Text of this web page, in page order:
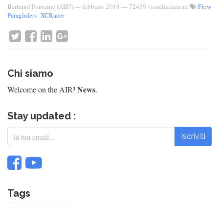
Bertrand Fontaine (AIR³)—febbraio 2018 — 72459 visualizzazioni
Flow
Paragliders XCRacer
Chi siamo
Welcome on the AIR³News.
Stay updated :
Iscriviti
Tags